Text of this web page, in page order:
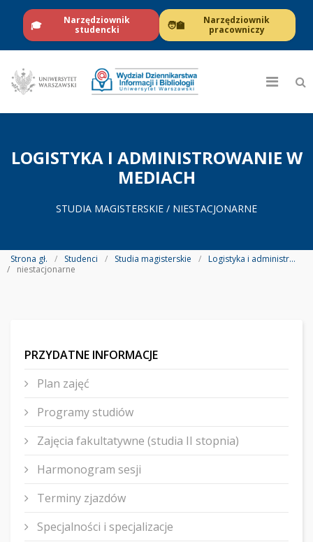
🎓
Narzędziownik
studencki
🧑‍🏫
Narzędziownik
pracowniczy
LOGISTYKA I ADMINISTROWANIE W
MEDIACH
STUDIA MAGISTERSKIE / NIESTACJONARNE
Strona gł. Studenci Studia magisterskie
Logistyka i administrowanie w mediach
niestacjonarne
PRZYDATNE INFORMACJE
Plan zajęć
Programy studiów
Zajęcia fakultatywne (studia II stopnia)
Harmonogram sesji
Terminy zjazdów
Specjalności i specjalizacje